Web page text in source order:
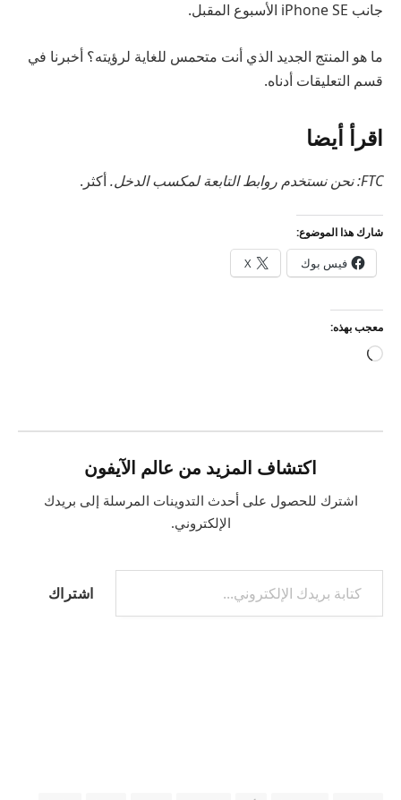
جانب iPhone SE الأسبوع المقبل.
ما هو المنتج الجديد الذي أنت متحمس للغاية لرؤيته؟ أخبرنا في
قسم التعليقات أدناه.
اقرأ أيضا
FTC: نحن نستخدم روابط التابعة لمكسب الدخل. أكثر.
شارك هذا الموضوع:
فيس بوك X
معجب بهذه:
جاري
اكتشاف المزيد من عالم الآيفون
اشترك للحصول على أحدث التدوينات المرسلة إلى بريدك
الإلكتروني.
كتابة بريدك الإلكتروني...
اشتراك